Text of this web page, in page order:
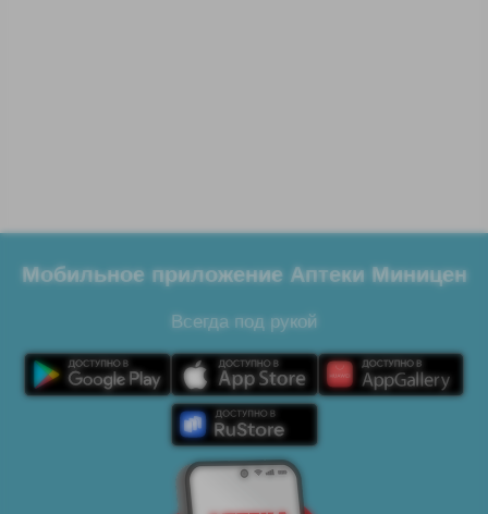
Мобильное приложение Аптеки Миницен
Всегда под рукой